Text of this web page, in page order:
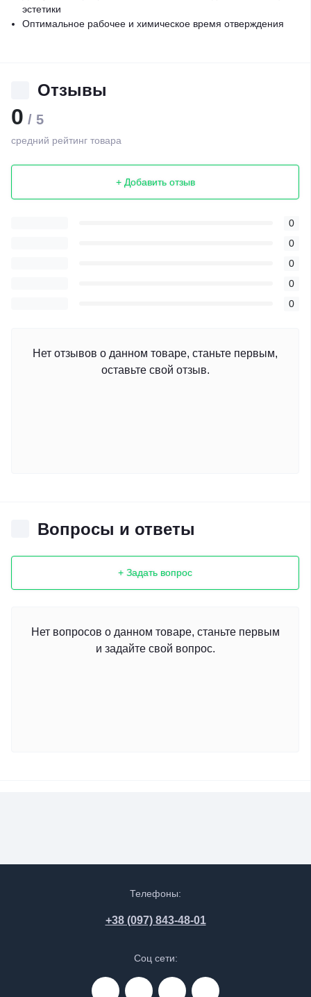
эстетики
Оптимальное рабочее и химическое время отверждения
Отзывы
0 / 5
средний рейтинг товара
+ Добавить отзыв
0
0
0
0
0
Нет отзывов о данном товаре, станьте первым,
оставьте свой отзыв.
Вопросы и ответы
+ Задать вопрос
Нет вопросов о данном товаре, станьте первым
и задайте свой вопрос.
Телефоны:
+38 (097) 843-48-01
Соц сети: